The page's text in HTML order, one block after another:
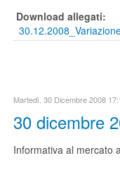
Download allegati:
Martedì, 30 Dicembre 2008
30 dicembre
Informativa al mercato